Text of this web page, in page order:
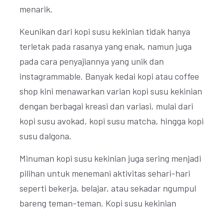
menarik.
Keunikan dari kopi susu kekinian tidak hanya
terletak pada rasanya yang enak, namun juga
pada cara penyajiannya yang unik dan
instagrammable. Banyak kedai kopi atau coffee
shop kini menawarkan varian kopi susu kekinian
dengan berbagai kreasi dan variasi, mulai dari
kopi susu avokad, kopi susu matcha, hingga kopi
susu dalgona.
Minuman kopi susu kekinian juga sering menjadi
pilihan untuk menemani aktivitas sehari-hari
seperti bekerja, belajar, atau sekadar ngumpul
bareng teman-teman. Kopi susu kekinian